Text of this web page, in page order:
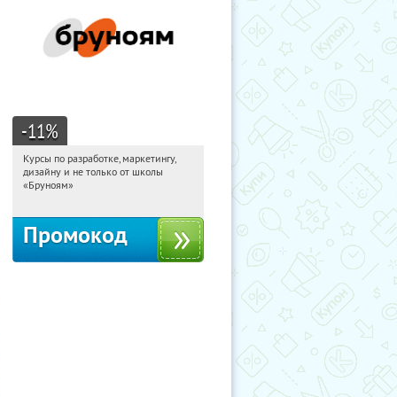
-11%
16:36:15
Получи первым!
Россия
Курсы по разработке, маркетингу,
дизайну и не только от школы
«Бруноям»
Промокод